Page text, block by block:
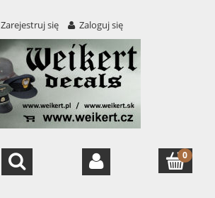
Zarejestruj się Zaloguj się